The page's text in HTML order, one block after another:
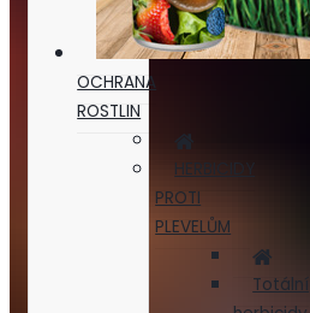
OCHRANA
ROSTLIN
HERBICIDY
PROTI
PLEVELŮM
Totální